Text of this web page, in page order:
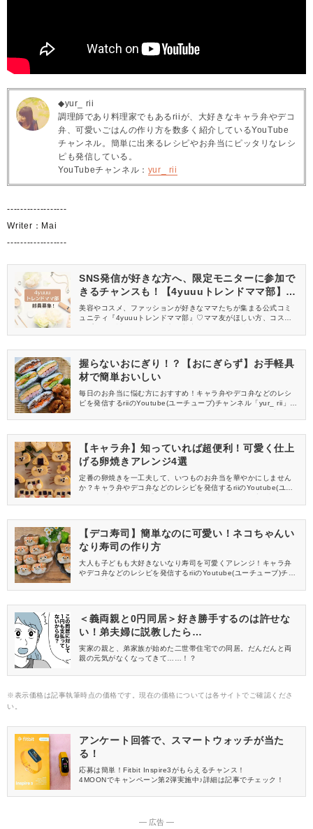
◆yur_ rii
調理師であり料理家でもあるriiが、大好きなキャラ弁やデコ
弁、可愛いごはんの作り方を数多く紹介しているYouTube
チャンネル。簡単に出来るレシピやお弁当にピッタリなレシ
ピも発信している。
YouTubeチャンネル： yur_ rii
------------------
Writer：Mai
------------------
SNS発信が好きな方へ、限定モニターに参加で
きるチャンスも！【4yuuuトレンドママ部】部
員募集中
美容やコスメ、ファッションが好きなママたちが集まる公式コミ
ュニティ『4yuuuトレンドママ部』♡ママ友がほしい方、コスメサ
信してくれる方を募集しています！
握らないおにぎり！？【おにぎらず】お手軽具
材で簡単おいしい
毎日のお弁当に悩む方におすすめ！キャラ弁やデコ弁などのレシ
ピを発信するriiのYoutube(ユーチューブ)チャンネル「yur_ rii」の
上げる「おにぎらず」の作り方をご紹介します。
【キャラ弁】知っていれば超便利！可愛く仕上
げる卵焼きアレンジ4選
定番の卵焼きを一工夫して、いつものお弁当を華やかにしません
か？キャラ弁やデコ弁などのレシピを発信するriiのYoutube(ユー
作り方をご紹介します。
【デコ寿司】簡単なのに可愛い！ネコちゃんい
なり寿司の作り方
大人も子どもも大好きないなり寿司を可愛くアレンジ！キャラ弁
やデコ弁などのレシピを発信するriiのYoutube(ユーチューブ)チャ
司の作り方をご紹介します。
＜義両親と0円同居＞好き勝手するのは許せな
い！弟夫婦に説教したら…
実家の親と、弟家族が始めた二世帯住宅での同居。だんだんと両
親の元気がなくなってきて……！？
※表示価格は記事執筆時点の価格です。現在の価格については各サイトでご確認くださ
い。
アンケート回答で、スマートウォッチが当た
る！
応募は簡単！Fitbit Inspire3がもらえるチャンス！
4MOONでキャンペーン第2弾実施中♪詳細は記事でチェック！
― 広告 ―